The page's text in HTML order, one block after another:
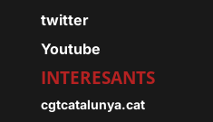
twitter
Youtube
INTERESANTS
cgtcatalunya.cat